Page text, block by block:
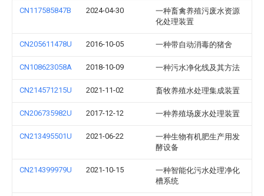
CN117585847B 2024-04-30
一种畜禽养殖污废水资源
化处理装置
CN205611478U 2016-10-05 一种带自动消毒的猪舍
CN108623058A 2018-10-09 一种污水净化线及其方法
CN214571215U 2021-11-02 畜牧养殖水处理集成装置
CN206735982U 2017-12-12 一种养殖场废水处理装置
CN213495501U 2021-06-22
一种生物有机肥生产用发
酵设备
CN214399979U 2021-10-15
一种智能化污水处理净化
槽系统